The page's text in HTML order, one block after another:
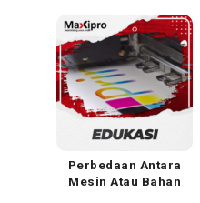
Perbedaan Antara
Mesin Atau Bahan